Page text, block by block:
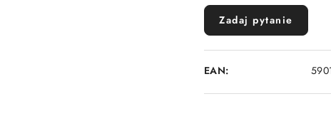
Zadaj pytanie
EAN: